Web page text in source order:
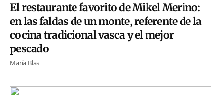
El restaurante favorito de Mikel Merino:
en las faldas de un monte, referente de la
cocina tradicional vasca y el mejor
pescado
María Blas